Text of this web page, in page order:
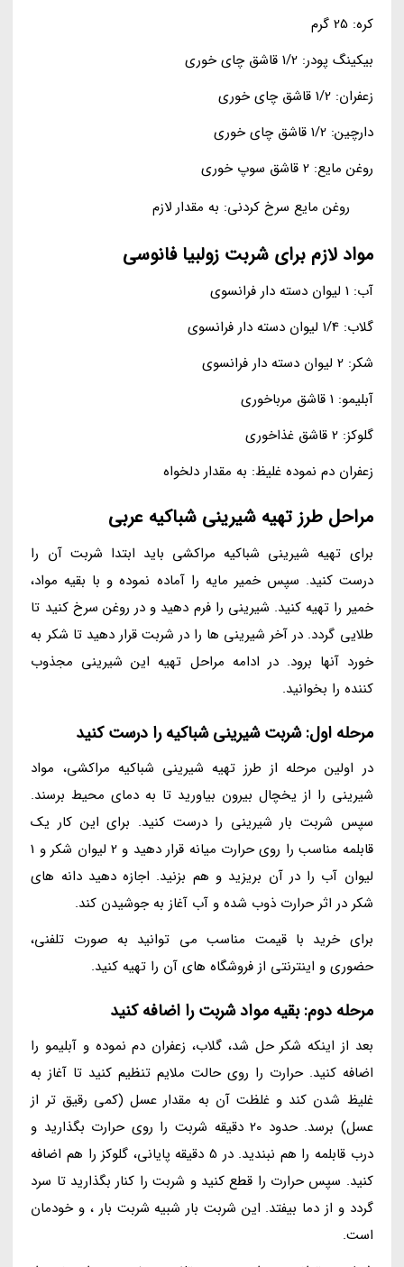
کره: 25 گرم
بیکینگ پودر: 1/2 قاشق چای خوری
زعفران: 1/2 قاشق چای خوری
دارچین: 1/2 قاشق چای خوری
روغن مایع: 2 قاشق سوپ خوری
روغن مایع سرخ کردنی: به مقدار لازم
مواد لازم برای شربت زولبیا فانوسی
آب: 1 لیوان دسته دار فرانسوی
گلاب: 1/4 لیوان دسته دار فرانسوی
شکر: 2 لیوان دسته دار فرانسوی
آبلیمو: 1 قاشق مرباخوری
گلوکز: 2 قاشق غذاخوری
زعفران دم نموده غلیظ: به مقدار دلخواه
مراحل طرز تهیه شیرینی شباکیه عربی
برای تهیه شیرینی شباکیه مراکشی باید ابتدا شربت آن را
درست کنید. سپس خمیر مایه را آماده نموده و با بقیه مواد،
خمیر را تهیه کنید. شیرینی را فرم دهید و در روغن سرخ کنید تا
طلایی گردد. در آخر شیرینی ها را در شربت قرار دهید تا شکر به
خورد آنها برود. در ادامه مراحل تهیه این شیرینی مجذوب
کننده را بخوانید.
مرحله اول: شربت شیرینی شباکیه را درست کنید
در اولین مرحله از طرز تهیه شیرینی شباکیه مراکشی، مواد
شیرینی را از یخچال بیرون بیاورید تا به دمای محیط برسند.
سپس شربت بار شیرینی را درست کنید. برای این کار یک
قابلمه مناسب را روی حرارت میانه قرار دهید و 2 لیوان شکر و 1
لیوان آب را در آن بریزید و هم بزنید. اجازه دهید دانه های
شکر در اثر حرارت ذوب شده و آب آغاز به جوشیدن کند.
برای خرید با قیمت مناسب می توانید به صورت تلفنی،
حضوری و اینترنتی از فروشگاه های آن را تهیه کنید.
مرحله دوم: بقیه مواد شربت را اضافه کنید
بعد از اینکه شکر حل شد، گلاب، زعفران دم نموده و آبلیمو را
اضافه کنید. حرارت را روی حالت ملایم تنظیم کنید تا آغاز به
غلیظ شدن کند و غلظت آن به مقدار عسل (کمی رقیق تر از
عسل) برسد. حدود 20 دقیقه شربت را روی حرارت بگذارید و
درب قابلمه را هم نبندید. در 5 دقیقه پایانی، گلوکز را هم اضافه
کنید. سپس حرارت را قطع کنید و شربت را کنار بگذارید تا سرد
گردد و از دما بیفتد. این شربت بار شبیه شربت بار ، و خودمان
است.